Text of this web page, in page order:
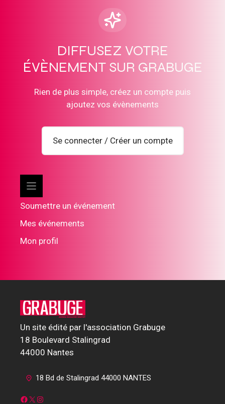
DIFFUSEZ VOTRE
ÉVÈNEMENT SUR GRABUGE
Rien de plus simple, créez un compte puis
ajoutez vos évènements
Se connecter / Créer un compte
Soumettre un événement
Mes événements
Mon profil
Un site édité par l'association Grabuge
18 Boulevard Stalingrad
44000 Nantes
18 Bd de Stalingrad 44000 NANTES
Facebook
X Instagram